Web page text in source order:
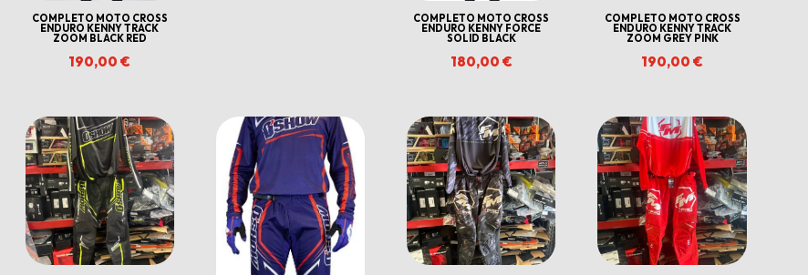
COMPLETO MOTO CROSS
ENDURO KENNY TRACK
ZOOM BLACK RED
190,00€
COMPLETO MOTO CROSS
ENDURO KENNY FORCE
SOLID BLACK
180,00 €
COMPLETO MOTO CROSS
ENDURO KENNY TRACK
ZOOM GREY PINK
190,00€